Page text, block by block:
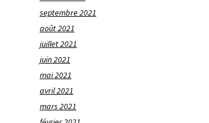
septembre 2021
août 2021
juillet 2021
juin 2021
mai 2021
avril 2021
mars 2021